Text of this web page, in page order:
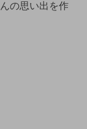
の思い出を作